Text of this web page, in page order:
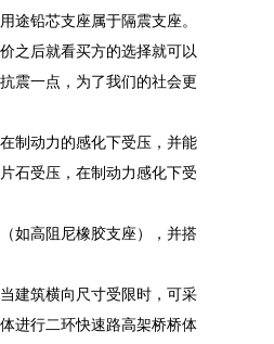
途铅芯支座属于隔震支座。
之后就看买方的选择就可以
震一点，为了我们的社会更
制动力的感化下受压，并能
石受压，在制动力感化下受
如高阻尼橡胶支座），并搭
建筑横向尺寸受限时，可采
进行二环快速路高架桥桥体